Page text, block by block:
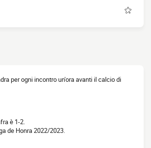
per ogni incontro un'ora avanti il calcio di
è 1-2.
de Honra 2022/2023.